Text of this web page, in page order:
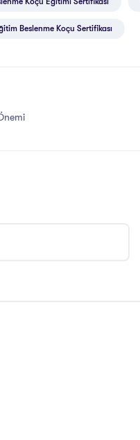
Beslenme Koçu Sertifikası